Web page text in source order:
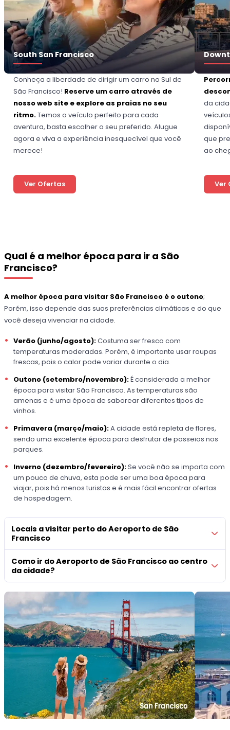
South San Francisco
Conheça a liberdade de dirigir um carro no Sul de
São Francisco! Reserve um carro através de
nosso web site e explore as praias no seu
ritmo.Temos o veículo perfeito para cada
aventura, basta escolher o seu preferido. Alugue
agora e viva a experiência inesquecível que você
merece!
Ver Ofertas
da
que
ao
Ver
Qual é a melhor época para ir a São
Francisco?
A melhor época para visitar São Francisco é o outono;
Porém, isso depende das suas preferências climáticas e do que
você deseja vivenciar na cidade.
Verão (junho/agosto):Costuma ser fresco com
temperaturas moderadas. Porém, é importante usar roupas
frescas, pois o calor pode variar durante o dia.
Outono (setembro/novembro):É considerada a melhor
época para visitar São Francisco. As temperaturas são
amenas e é uma época de saborear diferentes tipos de
vinhos.
Primavera (março/maio):A cidade está repleta de flores,
sendo uma excelente época para desfrutar de passeios nos
parques.
Inverno (dezembro/fevereiro):Se você não se importa com
um pouco de chuva, esta pode ser uma boa época para
viajar, pois há menos turistas e é mais fácil encontrar ofertas
de hospedagem.
Locais a visitar perto do Aeroporto de São
Francisco
Como ir do Aeroporto de São Francisco ao centro
da cidade?